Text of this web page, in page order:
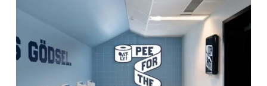
4656元）。什麼是即插即用太陽能板？跟傳統屋頂型太
陽能板相比，即插即用太陽能板只有一兩片面板，方便
安裝在陽台、花園或其他戶外空間，而且不需要另外配
線，只要直接插入家中的插座即可。這項技術早已在德
國快速普及，官方記載的安裝量超過100萬套（實際數
量可能高達400萬套），就連法國、西班牙、荷蘭與美